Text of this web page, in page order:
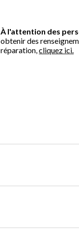
À l'attention des
obtenir des
réparation,cliquez ici.